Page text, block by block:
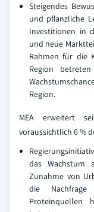
Steigendes
und pflanzliche
Investitionen in
und neue
Rahmen für die
Region
Region.
MEA erweitert
voraussichtlich 6 %
das Wachstum
Zunahme von
die
Proteinquellen